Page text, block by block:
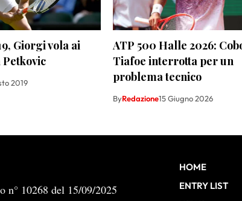
Giorgi vola ai
2019
ATP 500 Halle 2026:
Tiafoe interrotta per un
problema tecnico
ByRedazione15 Giugno 2026
10268 del 15/09/2025
HOME
ENTRY LIST